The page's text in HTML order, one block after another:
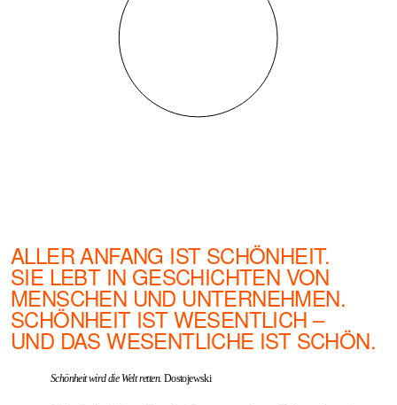
ALLER ANFANG IST SCHÖNHEIT.
SIE LEBT IN GESCHICHTEN VON
MENSCHEN UND UNTERNEHMEN.
SCHÖNHEIT IST WESENTLICH –
UND DAS WESENTLICHE IST SCHÖN.
Schönheit wird die Welt retten. Dostojewski